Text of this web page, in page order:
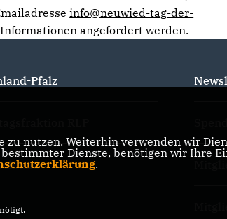
info@neuwied-tag-der-
angefordert werden.
Pfalz
zu nutzen. Weiterhin verwenden wir
Dienste, benötigen wir Ihre
.